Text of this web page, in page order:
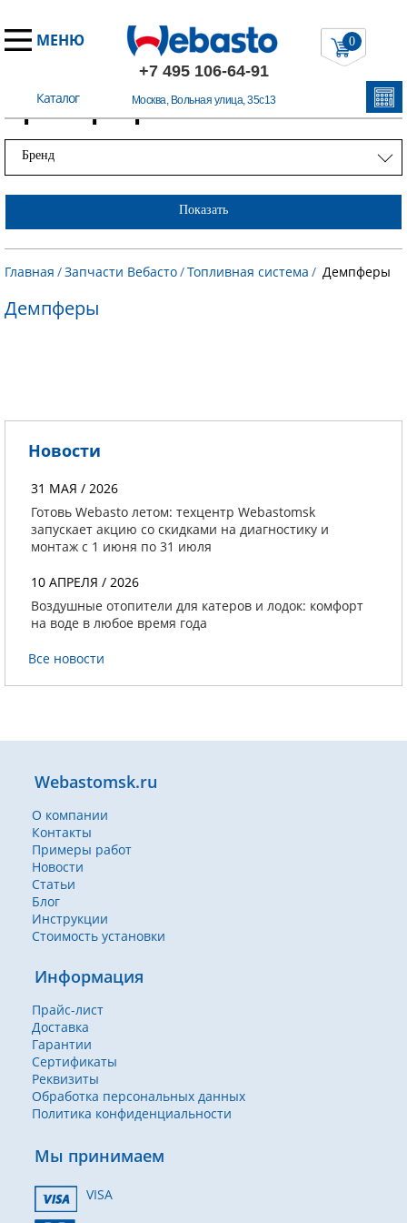
МЕНЮ
+7 495 106-64-91
Москва, Вольная улица, 35с13
Каталог
0
Примеры работ
Бренд
Показать
Главная /Запчасти Вебасто/Топливная система / Демпферы
Демпферы
Новости
31 МАЯ / 2026
Готовь Webasto летом: техцентр Webastomsk
запускает акцию со скидками на диагностику и
монтаж с 1 июня по 31 июля
10 АПРЕЛЯ / 2026
Воздушные отопители для катеров и лодок: комфорт
на воде в любое время года
Все новости
Webastomsk.ru
О компании
Контакты
Примеры работ
Новости
Статьи
Блог
Инструкции
Стоимость установки
Информация
Прайс-лист
Доставка
Гарантии
Сертификаты
Реквизиты
Обработка персональных данных
Политика конфиденциальности
Мы принимаем
VISA